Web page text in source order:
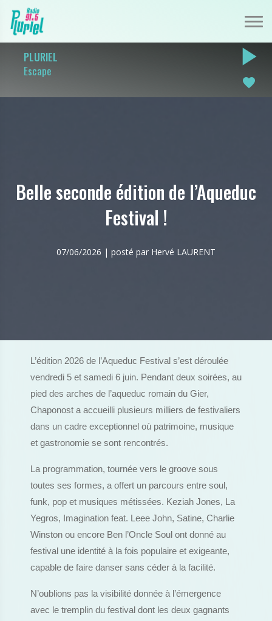
PLURIEL
Escape
play_arrow
favorite
Belle seconde édition de l’Aqueduc
Festival !
07/06/2026 | posté par Hervé LAURENT
L’édition 2026 de l’Aqueduc Festival s’est déroulée
vendredi 5 et samedi 6 juin. Pendant deux soirées, au
pied des arches de l’aqueduc romain du Gier,
Chaponost a accueilli plusieurs milliers de festivaliers
dans un cadre exceptionnel où patrimoine, musique
et gastronomie se sont rencontrés.
La programmation, tournée vers le groove sous
toutes ses formes, a offert un parcours entre soul,
funk, pop et musiques métissées. Keziah Jones, La
Yegros, Imagination feat. Leee John, Satine, Charlie
Winston ou encore Ben l’Oncle Soul ont donné au
festival une identité à la fois populaire et exigeante,
capable de faire danser sans céder à la facilité.
N’oublions pas la visibilité donnée à l’émergence
avec le tremplin du festival dont les deux gagnants